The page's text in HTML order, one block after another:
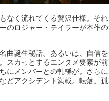
なく流れてくる贅沢仕様。そ
のロジャー・テイラーが本作
曲誕生秘話。あるいは、自信
スカっとするエンタメ要素が
にメンバーとの軋轢が。さら
どアクシデント満載。転落。